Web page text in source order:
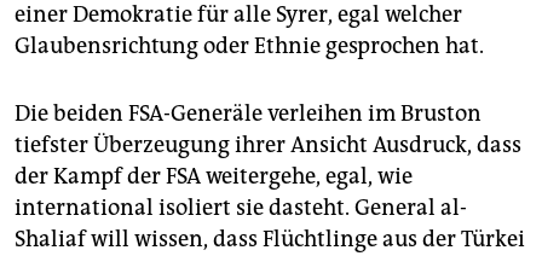
einer Demokratie für alle Syrer, egal welcher
Glaubensrichtung oder Ethnie gesprochen hat.
Die beiden FSA-Generäle verleihen im Bruston
tiefster Überzeugung ihrer Ansicht Ausdruck, dass
der Kampf der FSA weitergehe, egal, wie
international isoliert sie dasteht. General al-
Shaliaf will wissen, dass Flüchtlinge aus der Türkei